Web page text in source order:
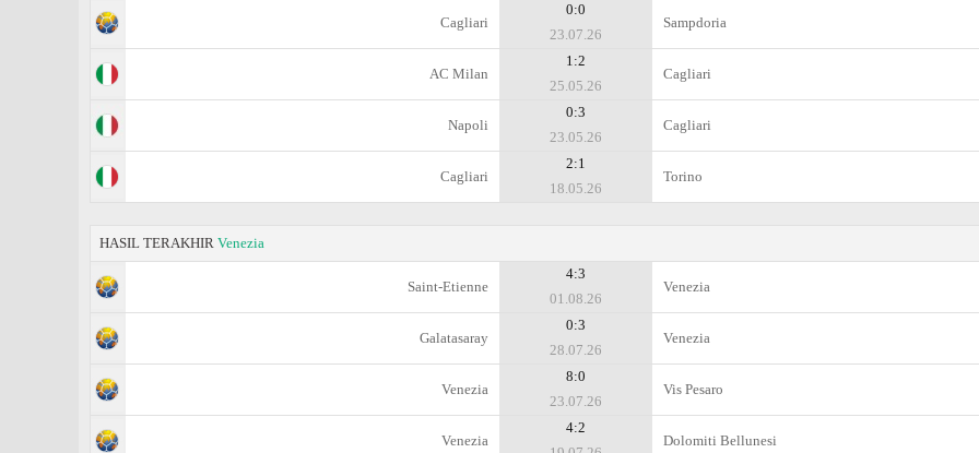
Cagliari
0:0
23.07.26
Sampdoria
AC Milan
1:2
25.05.26
Cagliari
Napoli
0:3
23.05.26
Cagliari
Cagliari
2:1
18.05.26
Torino
HASIL TERAKHIR Venezia
Saint-Etienne
4:3
01.08.26
Venezia
Galatasaray
0:3
28.07.26
Venezia
Venezia
8:0
23.07.26
Vis Pesaro
Venezia
4:2
Dolomiti Bellunesi